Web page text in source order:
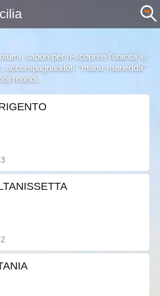
sapori per ri-scoprire l'unicita' e
accompagnandoti "manu manedda"
mondi.